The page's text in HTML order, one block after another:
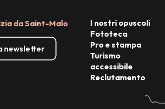
da Saint-Malo
newsletter
I nostri opuscoli
Fototeca
Pro e stampa
Turismo
accessibile
Reclutamento